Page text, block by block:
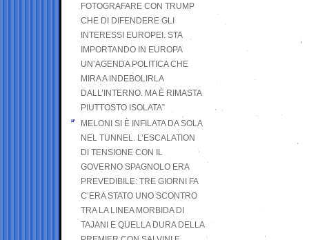
FOTOGRAFARE CON TRUMP
CHE DI DIFENDERE GLI
INTERESSI EUROPEI. STA
IMPORTANDO IN EUROPA
UN’AGENDA POLITICA CHE
MIRA A INDEBOLIRLA
DALL’INTERNO. MA È RIMASTA
PIUTTOSTO ISOLATA”
MELONI SI È INFILATA DA SOLA
NEL TUNNEL. L’ESCALATION
DI TENSIONE CON IL
GOVERNO SPAGNOLO ERA
PREVEDIBILE: TRE GIORNI FA
C’ERA STATO UNO SCONTRO
TRA LA LINEA MORBIDA DI
TAJANI E QUELLA DURA DELLA